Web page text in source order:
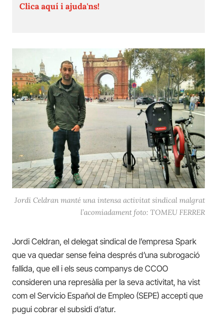
Clica aquí i ajuda'ns!
Jordi Celdran manté una intensa activitat sindical malgrat
l’acomiadament foto: TOMEU FERRER
Jordi Celdran, el delegat sindical de l’empresa Spark
que va quedar sense feina després d’una subrogació
fallida, que ell i els seus companys de CCOO
consideren una represàlia per la seva activitat, ha vist
com el Servicio Español de Empleo (SEPE) accepti que
pugui cobrar el subsidi d’atur.